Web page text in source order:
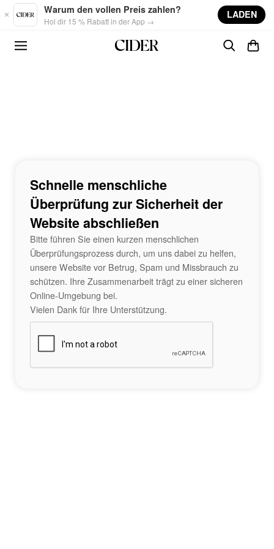
Skip to main content
Warum den vollen Preis zahlen?
Hol dir 15 % Rabatt in der App →
LADEN
Schnelle menschliche
Überprüfung zur Sicherheit der
Website abschließen
Bitte führen Sie einen kurzen menschlichen
Überprüfungsprozess durch, um uns dabei zu helfen,
unsere Website vor Betrug, Spam und Missbrauch zu
schützen. Ihre Zusammenarbeit trägt zu einer sicheren
Online-Umgebung bei.
Vielen Dank für Ihre Unterstützung.